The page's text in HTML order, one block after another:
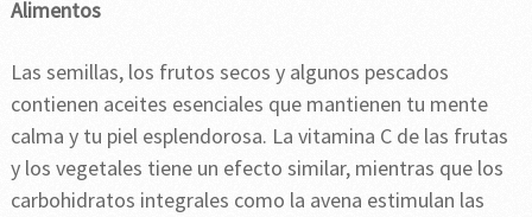
Alimentos
Las semillas, los frutos secos y algunos pescados
contienen aceites esenciales que mantienen tu mente
calma y tu piel esplendorosa. La vitamina C de las frutas
y los vegetales tiene un efecto similar, mientras que los
carbohidratos integrales como la avena estimulan las